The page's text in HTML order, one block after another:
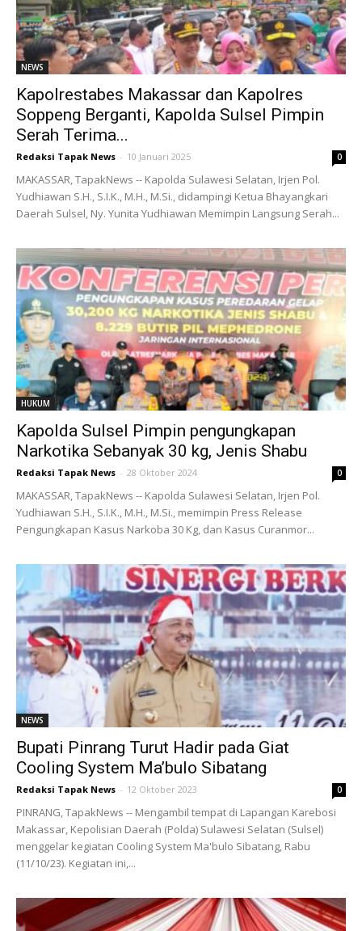
NEWS
Kapolrestabes Makassar dan Kapolres
Soppeng Berganti, Kapolda Sulsel Pimpin
Serah Terima...
Redaksi Tapak News - 10 Januari 2025 0
MAKASSAR, TapakNews -- Kapolda Sulawesi Selatan, Irjen Pol.
Yudhiawan S.H., S.I.K., M.H., M.Si., didampingi Ketua Bhayangkari
Daerah Sulsel, Ny. Yunita Yudhiawan Memimpin Langsung Serah...
HUKUM
Kapolda Sulsel Pimpin pengungkapan
Narkotika Sebanyak 30 kg, Jenis Shabu
Redaksi Tapak News - 28 Oktober 2024 0
MAKASSAR, TapakNews -- Kapolda Sulawesi Selatan, Irjen Pol.
Yudhiawan S.H., S.I.K., M.H., M.Si., memimpin Press Release
Pengungkapan Kasus Narkoba 30 Kg, dan Kasus Curanmor...
NEWS
Bupati Pinrang Turut Hadir pada Giat
Cooling System Ma’bulo Sibatang
Redaksi Tapak News - 12 Oktober 2023 0
PINRANG, TapakNews -- Mengambil tempat di Lapangan Karebosi
Makassar, Kepolisian Daerah (Polda) Sulawesi Selatan (Sulsel)
menggelar kegiatan Cooling System Ma'bulo Sibatang, Rabu
(11/10/23). Kegiatan ini,...